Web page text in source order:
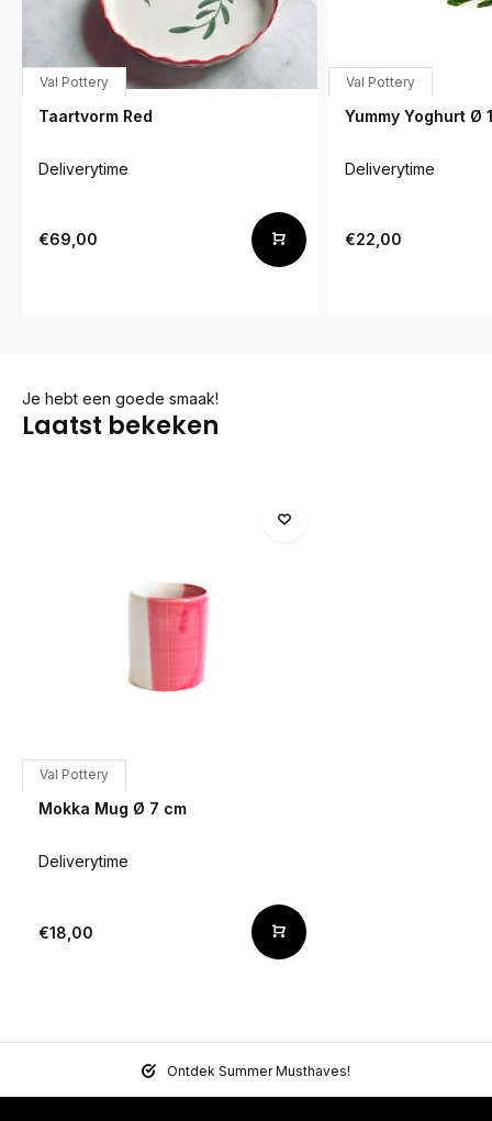
Val Pottery
Taartvorm Red
Deliverytime
€69,00
Val Pottery
Yummy Yoghurt Ø
Deliverytime
€22,00
Je hebt een goede smaak!
Laatst bekeken
Val Pottery
Mokka Mug Ø 7 cm
Deliverytime
€18,00
Ontdek Summer Musthaves!